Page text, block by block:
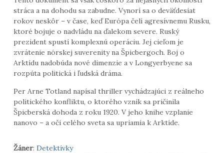
stráca a na dohodu sa zabudne. Vynorí sa o deväťdesiat
rokov neskôr – v čase, keď Európa čelí agresívnemu Rusku,
ktoré bojuje o nadvládu na ďalekom severe. Ruský
prezident spustí komplexnú operáciu. Jej cieľom je
zvrátenie nórskej suverenity na Špicbergoch. Boj o
Arktídu nadobúda nové dimenzie a v Longyerbyene sa
rozpúta politická i ľudská dráma.
Per Arne Totland napísal thriller vychádzajúci z reálneho
politického konfliktu, o ktorého vznik sa pričinila
Špicberská dohoda z roku 1920. V jeho knihe vzplanie
nanovo – a oči celého sveta sa upriamia k Arktíde.
Žáner: Detektívky